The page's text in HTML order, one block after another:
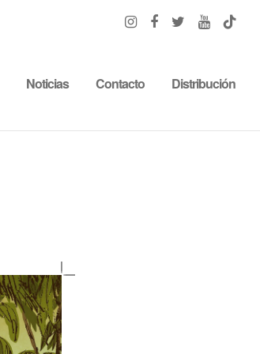
Noticias Contacto Distribución